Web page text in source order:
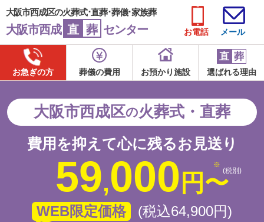
大阪市西成区の火葬式･直葬･葬儀･家族葬
大阪市西成 直 葬 センター お電話 メール
お急ぎの方 葬儀の費用 お預かり施設
直 葬
選ばれる理由
大阪市西成区の火葬式・直葬
費用を抑えて心に残るお見送り
59,000 円〜(税別)
WEB限定価格 (税込64,900円)